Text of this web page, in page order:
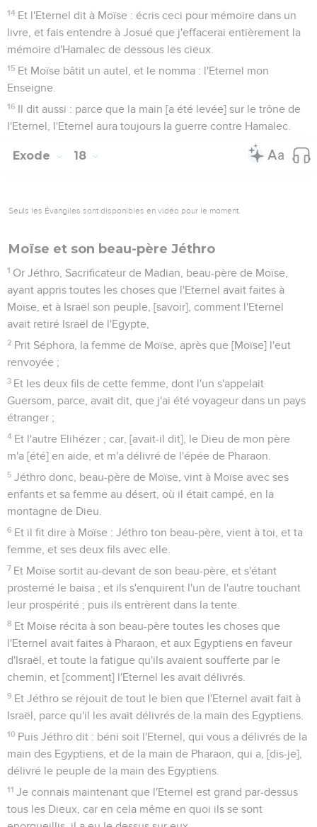
14 Et l'Eternel dit à Moïse : écris ceci pour mémoire dans un
livre, et fais entendre à Josué que j'effacerai entièrement la
mémoire d'Hamalec de dessous les cieux.
15 Et Moïse bâtit un autel, et le nomma : l'Eternel mon
Enseigne.
16 Il dit aussi : parce que la main [a été levée] sur le trône de
l'Eternel, l'Eternel aura toujours la guerre contre Hamalec.
Exode 18
Seuls les Évangiles sont disponibles en vidéo pour le moment.
Moïse et son beau-père Jéthro
1 Or Jéthro, Sacrificateur de Madian, beau-père de Moïse,
ayant appris toutes les choses que l'Eternel avait faites à
Moïse, et à Israël son peuple, [savoir], comment l'Eternel
avait retiré Israël de l'Egypte,
2 Prit Séphora, la femme de Moïse, après que [Moïse] l'eut
renvoyée ;
3 Et les deux fils de cette femme, dont l'un s'appelait
Guersom, parce, avait dit, que j'ai été voyageur dans un pays
étranger ;
4 Et l'autre Elihézer ; car, [avait-il dit], le Dieu de mon père
m'a [été] en aide, et m'a délivré de l'épée de Pharaon.
5 Jéthro donc, beau-père de Moïse, vint à Moïse avec ses
enfants et sa femme au désert, où il était campé, en la
montagne de Dieu.
6 Et il fit dire à Moïse : Jéthro ton beau-père, vient à toi, et ta
femme, et ses deux fils avec elle.
7 Et Moïse sortit au-devant de son beau-père, et s'étant
prosterné le baisa ; et ils s'enquirent l'un de l'autre touchant
leur prospérité ; puis ils entrèrent dans la tente.
8 Et Moïse récita à son beau-père toutes les choses que
l'Eternel avait faites à Pharaon, et aux Egyptiens en faveur
d'Israël, et toute la fatigue qu'ils avaient soufferte par le
chemin, et [comment] l'Eternel les avait délivrés.
9 Et Jéthro se réjouit de tout le bien que l'Eternel avait fait à
Israël, parce qu'il les avait délivrés de la main des Egyptiens.
10 Puis Jéthro dit : béni soit l'Eternel, qui vous a délivrés de la
main des Egyptiens, et de la main de Pharaon, qui a, [dis-je],
délivré le peuple de la main des Egyptiens.
11 Je connais maintenant que l'Eternel est grand par-dessus
tous les Dieux, car en cela même en quoi ils se sont